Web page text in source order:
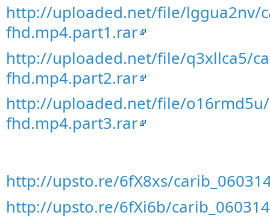
http://uploaded.net/file/lggua2nv/
fhd.mp4.part1.rar
http://uploaded.net/file/q3xllca5/
fhd.mp4.part2.rar
http://uploaded.net/file/o16rmd5u/
fhd.mp4.part3.rar
http://upsto.re/6fX8xs/
http://upsto.re/6fXi6b/